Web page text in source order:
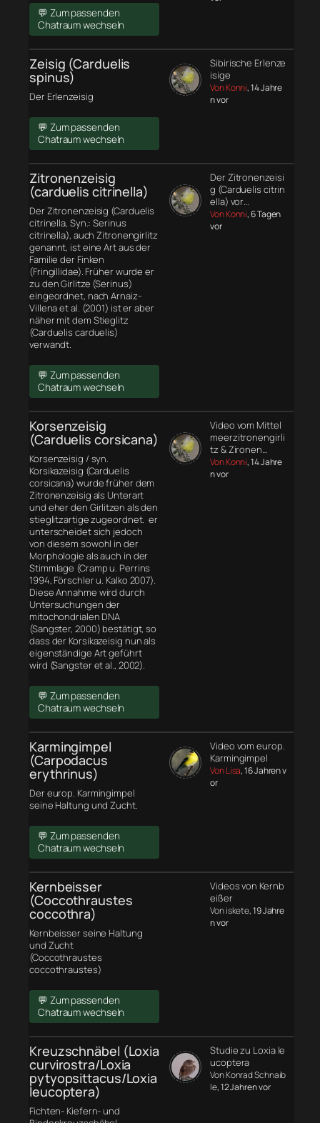
💬 Zum passenden
Chatraum wechseln
Zeisig (Carduelis
spinus)
Der Erlenzeisig
💬 Zum passenden
Chatraum wechseln
Sibirische Erlenze
isige
Von Konni, 14 Jahre
n vor
Zitronenzeisig
(carduelis citrinella)
Der Zitronenzeisig (Carduelis
citrinella, Syn.: Serinus
citrinella), auch Zitronengirlitz
genannt, ist eine Art aus der
Familie der Finken
(Fringillidae). Früher wurde er
zu den Girlitze (Serinus)
eingeordnet, nach Arnaiz-
Villena et al. (2001) ist er aber
näher mit dem Stieglitz
(Carduelis carduelis)
verwandt.
💬 Zum passenden
Chatraum wechseln
Der Zitronenzeisi
g (Carduelis citrin
ella) vor…
Von Konni, 6 Tagen
vor
Korsenzeisig
(Carduelis corsicana)
Korsenzeisig / syn.
Korsikazeisig (Carduelis
corsicana) wurde früher dem
Zitronenzeisig als Unterart
und eher den Girlitzen als den
stieglitzartige zugeordnet. er
unterscheidet sich jedoch
von diesem sowohl in der
Morphologie als auch in der
Stimmlage (Cramp u. Perrins
1994, Förschler u. Kalko 2007).
Diese Annahme wird durch
Untersuchungen der
mitochondrialen DNA
(Sangster, 2000) bestätigt, so
dass der Korsikazeisig nun als
eigenständige Art geführt
wird (Sangster et al., 2002).
💬 Zum passenden
Chatraum wechseln
Video vom Mittel
meerzitronengirli
tz & Zironen…
Von Konni, 14 Jahre
n vor
Karmingimpel
(Carpodacus
erythrinus)
Der europ. Karmingimpel
seine Haltung und Zucht.
💬 Zum passenden
Chatraum wechseln
Video vom europ.
Karmingimpel
Von Lisa, 16 Jahren v
or
Kernbeisser
(Coccothraustes
coccothra)
Kernbeisser seine Haltung
und Zucht
(Coccothraustes
coccothraustes)
💬 Zum passenden
Chatraum wechseln
Videos von Kernb
eißer
Von iskete, 19 Jahre
n vor
Kreuzschnäbel (Loxia
curvirostra/Loxia
pytyopsittacus/Loxia
leucoptera)
Fichten- Kiefern- und
Studie zu Loxia le
ucoptera
Von Konrad Schnaib
le, 12 Jahren vor